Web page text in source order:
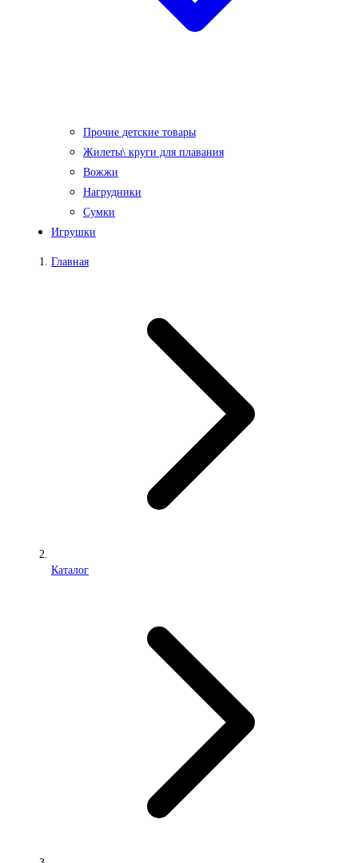
Прочие детские товары
Жилеты\ круги для плавания
Вожжи
Нагрудники
Сумки
Игрушки
Главная
Каталог